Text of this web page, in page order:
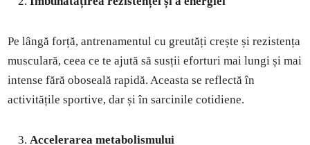
Pe lângă forță, antrenamentul cu greutăți crește și rezistența
musculară, ceea ce te ajută să susții eforturi mai lungi și mai
intense fără oboseală rapidă. Aceasta se reflectă în
activitățile sportive, dar și în sarcinile cotidiene.
Accelerarea metabolismului